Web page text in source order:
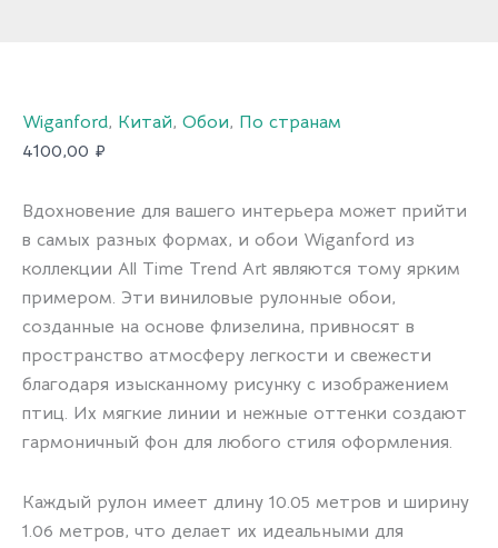
Wiganford, Китай, Обои, По странам
4100,00 ₽
Вдохновение для вашего интерьера может прийти
в самых разных формах, и обои Wiganford из
коллекции All Time Trend Art являются тому ярким
примером. Эти виниловые рулонные обои,
созданные на основе флизелина, привносят в
пространство атмосферу легкости и свежести
благодаря изысканному рисунку с изображением
птиц. Их мягкие линии и нежные оттенки создают
гармоничный фон для любого стиля оформления.
Каждый рулон имеет длину 10.05 метров и ширину
1.06 метров, что делает их идеальными для